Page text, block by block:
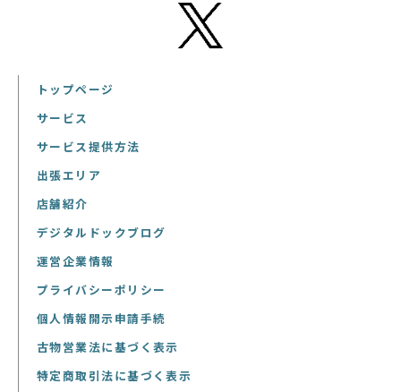
トップページ
サービス
サービス提供方法
出張エリア
店舗紹介
デジタルドックブログ
運営企業情報
プライバシーポリシー
個人情報開示申請手続
古物営業法に基づく表示
特定商取引法に基づく表示